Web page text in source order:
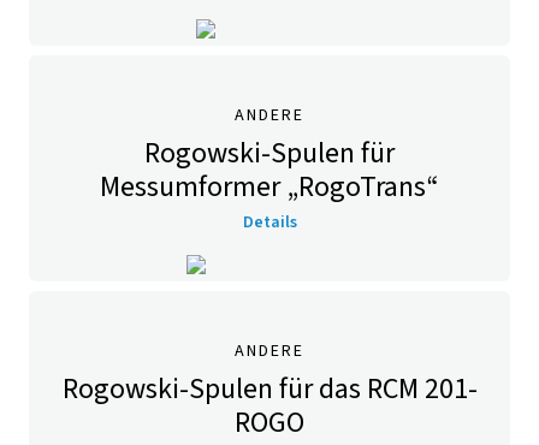
ANDERE
Rogowski-Spulen für
Messumformer „RogoTrans“
Details
ANDERE
Rogowski-Spulen für das RCM 201-
ROGO